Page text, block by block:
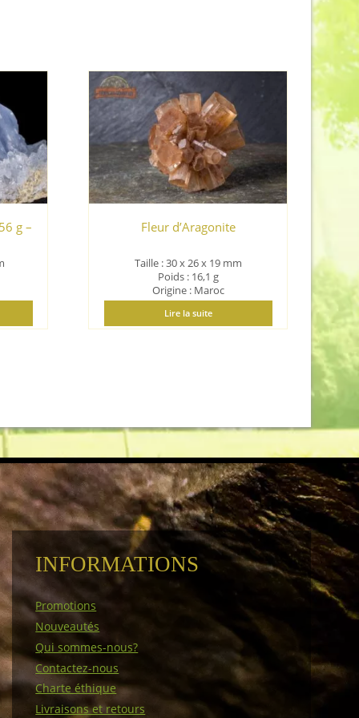
g – Fleur d’Aragonite
Taille : 30 x 26 x 19 mm
Poids : 16,1 g
Origine : Maroc
Lire la suite
INFORMATIONS
Promotions
Nouveautés
Qui sommes-nous?
Contactez-nous
Charte éthique
Livraisons et retours